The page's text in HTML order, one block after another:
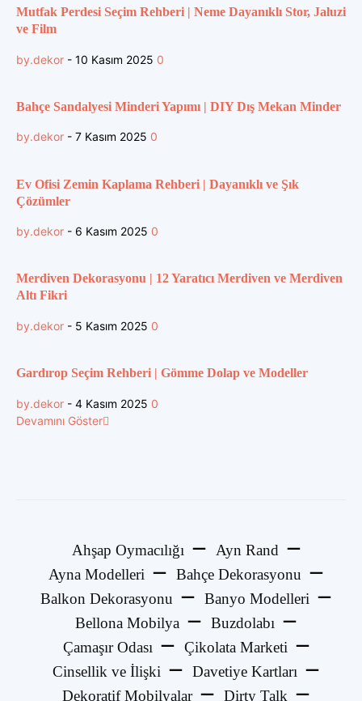
Mutfak Perdesi Seçim Rehberi | Neme Dayanıklı Stor, Jaluzi
ve Film
by.dekor - 10 Kasım 2025 0
Bahçe Sandalyesi Minderi Yapımı | DIY Dış Mekan Minder
by.dekor - 7 Kasım 2025 0
Ev Ofisi Zemin Kaplama Rehberi | Dayanıklı ve Şık
Çözümler
by.dekor - 6 Kasım 2025 0
Merdiven Dekorasyonu | 12 Yaratıcı Merdiven ve Merdiven
Altı Fikri
by.dekor - 5 Kasım 2025 0
Gardırop Seçim Rehberi | Gömme Dolap ve Modeller
by.dekor - 4 Kasım 2025 0
Devamını Göster
Ahşap Oymacılığı
Ayn Rand
Ayna Modelleri
Bahçe Dekorasyonu
Balkon Dekorasyonu
Banyo Modelleri
Bellona Mobilya
Buzdolabı
Çamaşır Odası
Çikolata Marketi
Cinsellik ve İlişki
Davetiye Kartları
Dekoratif Mobilyalar
Dirty Talk